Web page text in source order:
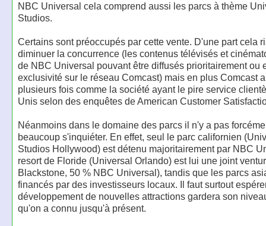
NBC Universal cela comprend aussi les parcs à thème
Studios.
Certains sont préoccupés par cette vente. D'une part cela
diminuer la concurrence (les contenus télévisés et
de NBC Universal pouvant être diffusés prioritairement ou
exclusivité sur le réseau Comcast) mais en plus Comcast
plusieurs fois comme la société ayant le pire service
Unis selon des enquêtes de American Customer
Néanmoins dans le domaine des parcs il n'y a pas
beaucoup s'inquiéter. En effet, seul le parc californien
Studios Hollywood) est détenu majoritairement par NBC
resort de Floride (Universal Orlando) est lui une joint
Blackstone, 50 % NBC Universal), tandis que les parcs
financés par des investisseurs locaux. Il faut surtout
développement de nouvelles attractions gardera son
qu'on a connu jusqu'à présent.